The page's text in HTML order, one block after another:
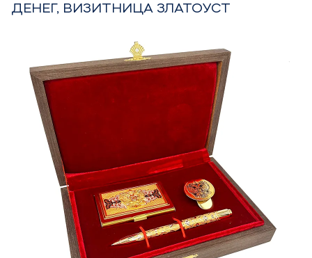
ДЕНЕГ, ВИЗИТНИЦА ЗЛАТОУСТ